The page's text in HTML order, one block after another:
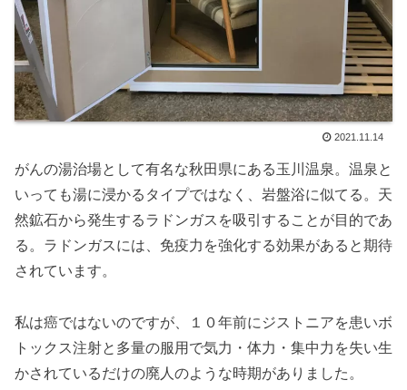
2021.11.14
がんの湯治場として有名な秋田県にある玉川温泉。温泉と
いっても湯に浸かるタイプではなく、岩盤浴に似てる。天
然鉱石から発生するラドンガスを吸引することが目的であ
る。ラドンガスには、免疫力を強化する効果があると期待
されています。
私は癌ではないのですが、１０年前にジストニアを患いボ
トックス注射と多量の服用で気力・体力・集中力を失い生
かされているだけの廃人のような時期がありました。